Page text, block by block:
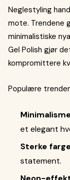
Neglestyling
mote. Trendene
minimalistiske
Gel Polish gjør
kompromittere
Populære trender
Minimalisme
et elegant
Sterke
statement.